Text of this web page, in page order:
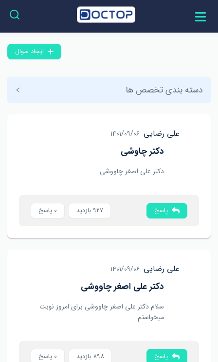
ایجاد سوال
علی رضایی ۱۴۰۱/۰۹/۰۶
دکتر چاوشی
دکتر علی اصغر چاووشی
پاسخ 927 بازدید 0 پاسخ
علی رضایی ۱۴۰۱/۰۹/۰۶
دکتر علی اصغر چاووشی
سلام دکتر علی اصغر چاووشی برای امروز نوبت
میخواستم
پاسخ 898 بازدید 0 پاسخ
دسته بندی تخصص ها